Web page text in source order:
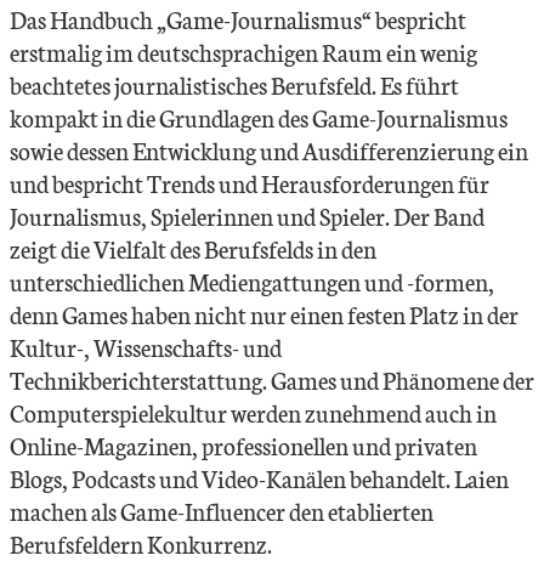
Das Handbuch „Game-Journalismus“ bespricht
erstmalig im deutschsprachigen Raum ein wenig
beachtetes journalistisches Berufsfeld. Es führt
kompakt in die Grundlagen des Game-Journalismus
sowie dessen Entwicklung und Ausdifferenzierung ein
und bespricht Trends und Herausforderungen für
Journalismus, Spielerinnen und Spieler. Der Band
zeigt die Vielfalt des Berufsfelds in den
unterschiedlichen Mediengattungen und -formen,
denn Games haben nicht nur einen festen Platz in der
Kultur-, Wissenschafts- und
Technikberichterstattung. Games und Phänomene der
Computerspielekultur werden zunehmend auch in
Online-Magazinen, professionellen und privaten
Blogs, Podcasts und Video-Kanälen behandelt. Laien
machen als Game-Influencer den etablierten
Berufsfeldern Konkurrenz.